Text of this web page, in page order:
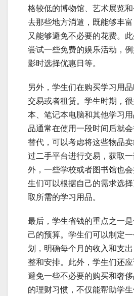
格较低的博物馆、艺术展览
去那些地方消遣，既能够丰富
又能够避免不必要的花费。
尝试一些免费的娱乐活动，
影时选择优惠日等。
另外，学生们在购买学习用
交易或者租赁。学生时期，
本、笔记本电脑和其他学习
品通常在使用一段时间后就
替代，可以考虑将这些物品
过二手平台进行交易，获取
外，一些学校或者图书馆也
生们可以根据自己的需求选
取所需的学习用品。
最后，学生省钱的重点之一
己的预算。学生们可以制定
划，明确每个月的收入和支
整和安排。此外，学生们还应
避免一些不必要的购买和奢
的理财习惯，不仅能帮助学